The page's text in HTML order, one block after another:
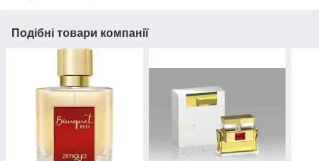
Подібні товари компанії